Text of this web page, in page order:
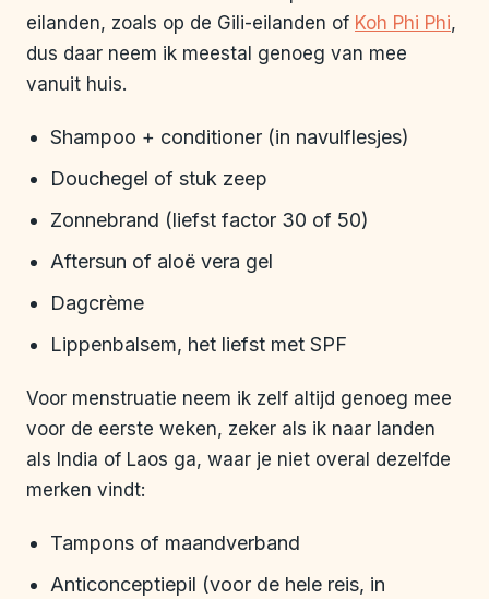
eilanden, zoals op de Gili-eilanden of Koh Phi Phi,
dus daar neem ik meestal genoeg van mee
vanuit huis.
Shampoo + conditioner (in navulflesjes)
Douchegel of stuk zeep
Zonnebrand (liefst factor 30 of 50)
Aftersun of aloë vera gel
Dagcrème
Lippenbalsem, het liefst met SPF
Voor menstruatie neem ik zelf altijd genoeg mee
voor de eerste weken, zeker als ik naar landen
als India of Laos ga, waar je niet overal dezelfde
merken vindt:
Tampons of maandverband
Anticonceptiepil (voor de hele reis, in